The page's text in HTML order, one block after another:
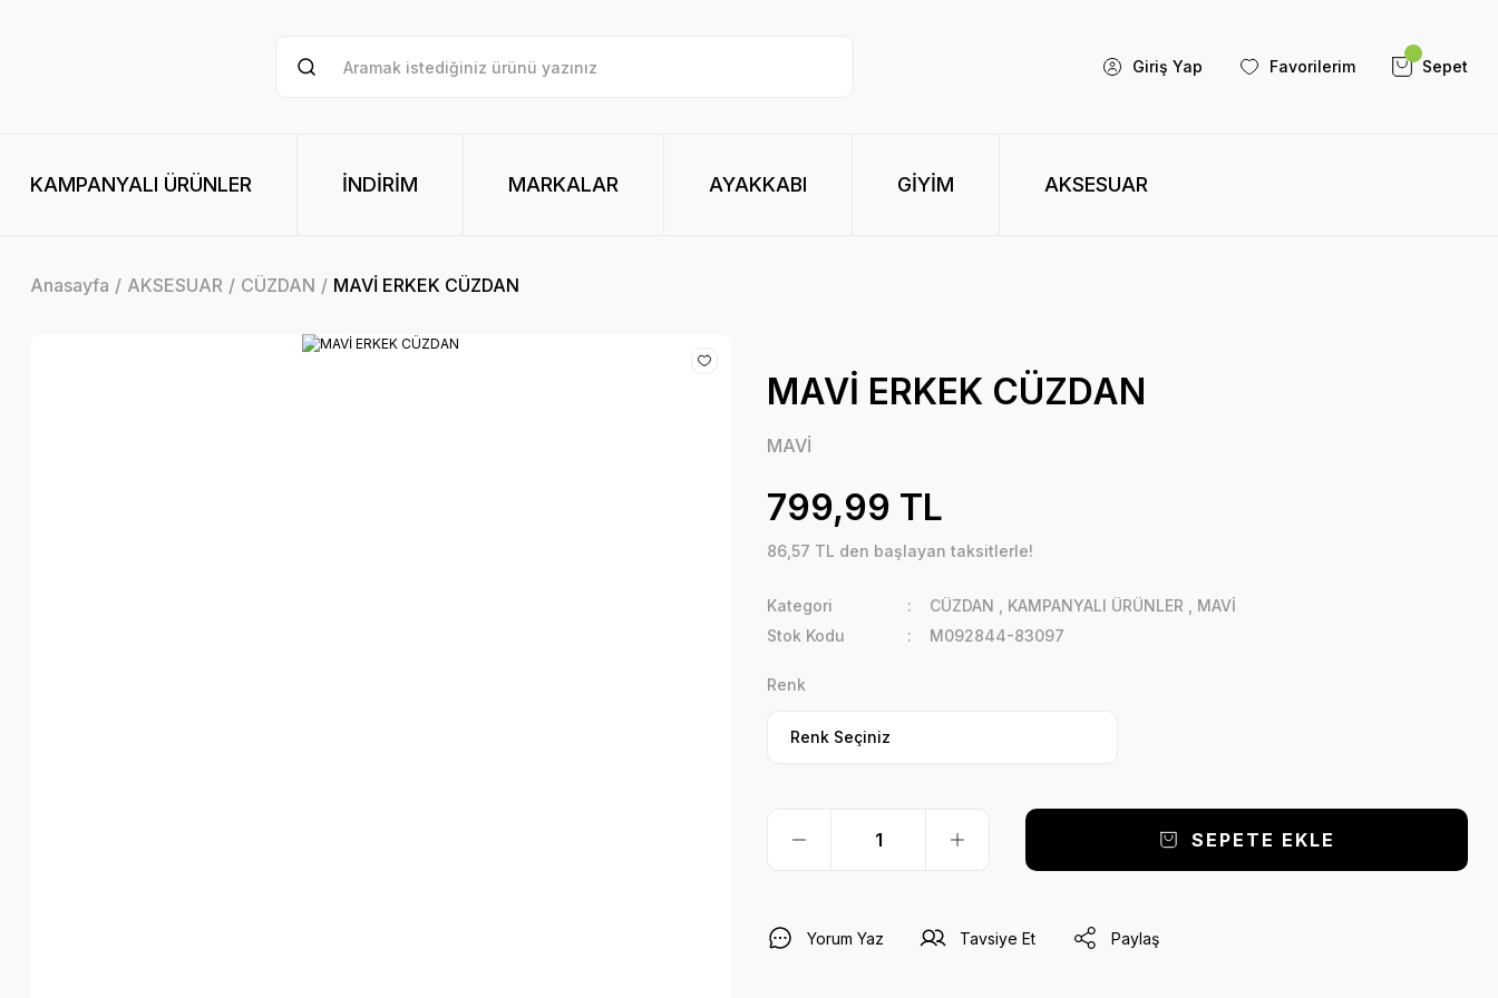
Giriş Yap Favorilerim Sepet
KAMPANYALI ÜRÜNLER İNDİRİM MARKALAR AYAKKABI GİYİM AKSESUAR
Anasayfa AKSESUAR CÜZDAN MAVİ ERKEK CÜZDAN
MAVİ ERKEK CÜZDAN
MAVİ
799,99 TL
86,57 TL den başlayan taksitlerle!
Kategori CÜZDAN KAMPANYALI ÜRÜNLER
MAVİ
Stok Kodu
M092844-83097
Renk
SEPETE EKLE
Yorum Yaz Tavsiye Et Paylaş